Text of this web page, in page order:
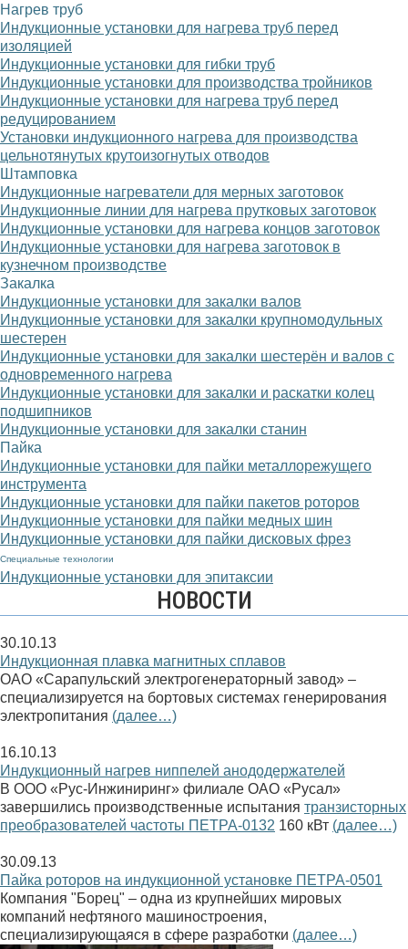
Нагрев труб
Индукционные установки для нагрева труб перед
изоляцией
Индукционные установки для гибки труб
Индукционные установки для производства тройников
Индукционные установки для нагрева труб перед
редуцированием
Установки индукционного нагрева для производства
цельнотянутых крутоизогнутых отводов
Штамповка
Индукционные нагреватели для мерных заготовок
Индукционные линии для нагрева прутковых заготовок
Индукционные установки для нагрева концов заготовок
Индукционные установки для нагрева заготовок в
кузнечном производстве
Закалка
Индукционные установки для закалки валов
Индукционные установки для закалки крупномодульных
шестерен
Индукционные установки для закалки шестерён и валов с
одновременного нагрева
Индукционные установки для закалки и раскатки колец
подшипников
Индукционные установки для закалки станин
Пайка
Индукционные установки для пайки металлорежущего
инструмента
Индукционные установки для пайки пакетов роторов
Индукционные установки для пайки медных шин
Индукционные установки для пайки дисковых фрез
Специальные технологии
Индукционные установки для эпитаксии
НОВОСТИ
30.10.13
Индукционная плавка магнитных сплавов
ОАО «Сарапульский электрогенераторный завод» –
специализируется на бортовых системах генерирования
электропитания (далее…)
16.10.13
Индукционный нагрев ниппелей анододержателей
В ООО «Рус-Инжиниринг» филиале ОАО «Русал»
завершились производственные испытания транзисторных
преобразователей частоты ПЕТРА-0132 160 кВт (далее…)
30.09.13
Пайка роторов на индукционной установке ПЕТРА-0501
Компания "Борец" – одна из крупнейших мировых
компаний нефтяного машиностроения,
специализирующаяся в сфере разработки (далее…)